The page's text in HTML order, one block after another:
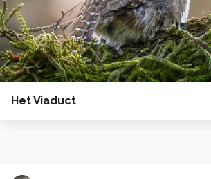
Het Viaduct